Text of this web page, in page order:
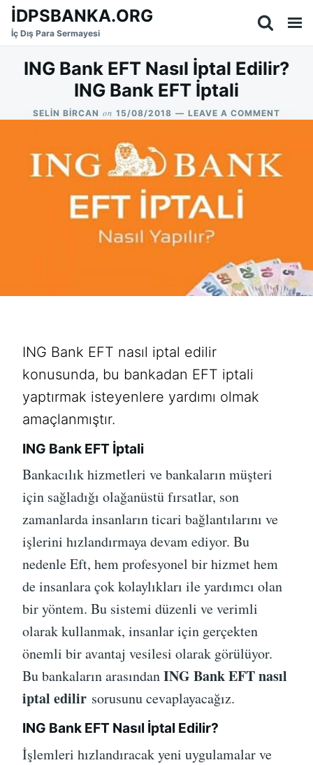
SkipSearch
for:
İDPSBANKA.ORG
İç Dış Para Sermayesi
ING Bank EFT Nasıl İptal Edilir?
ING Bank EFT İptali
SELIN BIRCAN on 15/08/2018 LEAVE A COMMENT
EFT
İPTAL
ING Bank EFT nasıl iptal edilir
konusunda, bu bankadan EFT iptali
yaptırmak isteyenlere yardımı olmak
amaçlanmıştır.
ING Bank EFT İptali
Bankacılık hizmetleri ve bankaların müşteri
için sağladığı olağanüstü fırsatlar, son
zamanlarda insanların ticari bağlantılarını ve
işlerini hızlandırmaya devam ediyor. Bu
nedenle Eft, hem profesyonel bir hizmet hem
de insanlara çok kolaylıkları ile yardımcı olan
bir yöntem. Bu sistemi düzenli ve verimli
olarak kullanmak, insanlar için gerçekten
önemli bir avantaj vesilesi olarak görülüyor.
Bu bankaların arasındanING Bank EFT nasıl
iptal edilir sorusunu cevaplayacağız.
ING Bank EFT Nasıl İptal Edilir?
İşlemleri hızlandıracak yeni uygulamalar ve